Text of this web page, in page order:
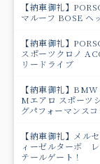
【納車御礼】
マルーフ BOSE ヘ
【納車御礼】
スポーツクロノ
リードライブ
【納車御礼】
Mエアロ スポーツ
グパフォーマンスコ
【納車御礼】メル
ィーゼルターボ レ
テールゲート！